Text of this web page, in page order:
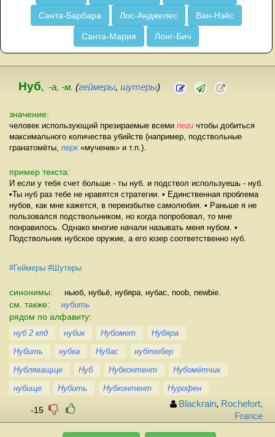
Санта-Барбара Лос-Анджелес Ван-Нэйс
Санта-Мария Лонг-Бич
Нуб, -а, -м. (геймеры, шутеры)
значение:
человек использующий презираемые всеми пеги чтобы добиться
максимального количества убийств (например, подствольные
гранатомёты, перк«мученик» и т.п.).
пример текста:
И если у тебя счет больше - ты нуб. и подствол используешь - нуб.
•Ты нуб раз тебе не нравятся стратегии. • Единственная проблема
нубов, как мне кажется, в переизбытке самолюбия. • Раньше я не
пользовался подствольником, но когда попробовал, то мне
понравилось. Однако многие начали называть меня нубом. •
Подствольник нубское оружие, а его юзер соответственно нуб.
#Геймеры #Шутеры
синонимы: ньюб, нубьё, нубяра, нубас, noob, newbie.
см. также: нубить
рядом по алфавиту:
нуб 2 кпд нубик Нубомет
Нубяра
Нубить
нубка Нубас
нубтюбер
Нубляващще
Нуб Нубконтент
Нубомётчик
нубище
Нубить Нубконтент Нурофен
-15
Blackrain, Rochefort,
France